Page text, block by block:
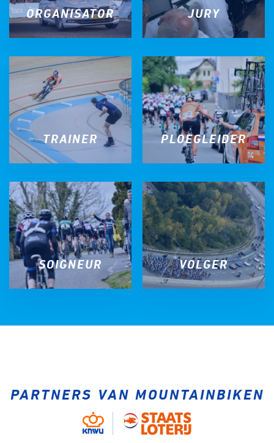
ORGANISATOR JURY
TRAINER PLOEGLEIDER
SOIGNEUR VOLGER
PARTNERS VAN MOUNTAINBIKEN